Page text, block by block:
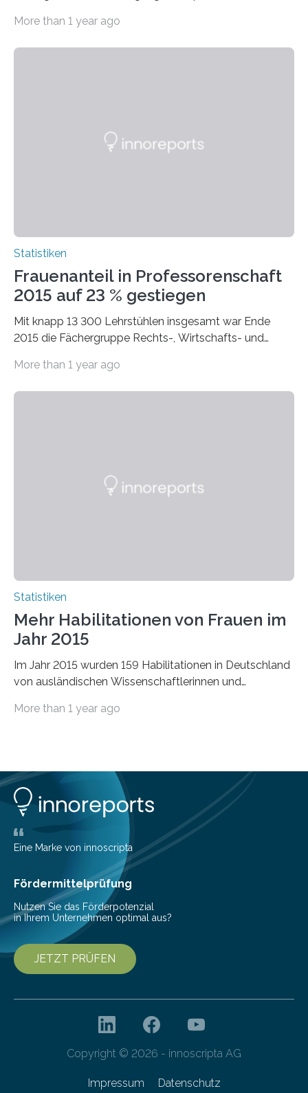
More than 1 year ago
Statistiken
Frauenanteil in Professorenschaft
2015 auf 23 % gestiegen
Mit knapp 13 300 Lehrstühlen insgesamt war Ende
2015 die Fächergruppe Rechts-, Wirtschafts- und
bei…
More than 1 year ago
Statistiken
Mehr Habilitationen von Frauen im
Jahr 2015
Im Jahr 2015 wurden 159 Habilitationen in Deutschland
von ausländischen Wissenschaftlerinnen und
More than 1 year ago
Eine Marke von innoscripta
Fördermittelprüfung
Nutzen Sie das Förderpotenzial
in Ihrem Unternehmen optimal aus?
JETZT PRÜFEN
Copyright © 2026 - innoscripta AG
Impressum Datenschutz